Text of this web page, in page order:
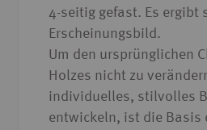
4-seitig gefast. Es ergibt
Erscheinungsbild.
Um den ursprünglichen
Holzes nicht zu
individuelles, stilvolles
entwickeln, ist die Basis